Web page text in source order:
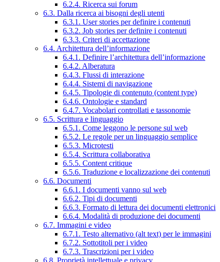
6.2.4. Ricerca sui forum
6.3. Dalla ricerca ai bisogni degli utenti
6.3.1. User stories per definire i contenuti
6.3.2. Job stories per definire i contenuti
6.3.3. Criteri di accettazione
6.4. Architettura dell’informazione
6.4.1. Definire l’architettura dell’informazione
6.4.2. Alberatura
6.4.3. Flussi di interazione
6.4.4. Sistemi di navigazione
6.4.5. Tipologie di contenuto (content type)
6.4.6. Ontologie e standard
6.4.7. Vocabolari controllati e tassonomie
6.5. Scrittura e linguaggio
6.5.1. Come leggono le persone sul web
6.5.2. Le regole per un linguaggio semplice
6.5.3. Microtesti
6.5.4. Scrittura collaborativa
6.5.5. Content critique
6.5.6. Traduzione e localizzazione dei contenuti
6.6. Documenti
6.6.1. I documenti vanno sul web
6.6.2. Tipi di documenti
6.6.3. Formato di lettura dei documenti elettronici
6.6.4. Modalità di produzione dei documenti
6.7. Immagini e video
6.7.1. Testo alternativo (alt text) per le immagini
6.7.2. Sottotitoli per i video
6.7.3. Trascrizioni per i video
6.8. Proprietà intellettuale e privacy